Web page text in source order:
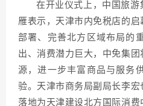
在开业仪式上，中国旅
雁表示，天津市内免税店的
部署、完善北方区域布局的
出、消费潜力巨大，中免集
源，进一步丰富商品与服务
验。天津市商务局副局长李
落地为天津建设北方国际消费